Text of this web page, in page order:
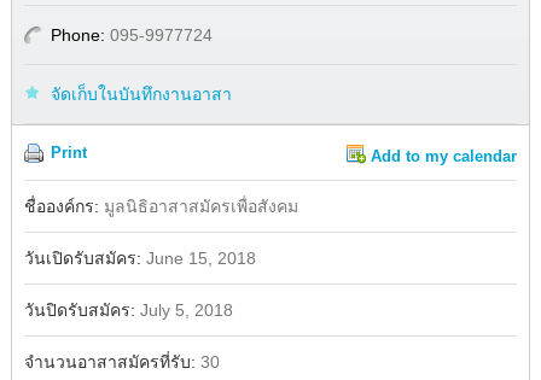
Phone: 095-9977724
จัดเก็บในบันทึกงานอาสา
Print Add to my calendar
ชื่อองค์กร: มูลนิธิอาสาสมัครเพื่อสังคม
วันเปิดรับสมัคร: June 15, 2018
วันปิดรับสมัคร: July 5, 2018
จำนวนอาสาสมัครที่รับ: 30